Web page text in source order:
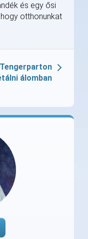
és egy ősi
otthonunkat
Tengerparton
álomban